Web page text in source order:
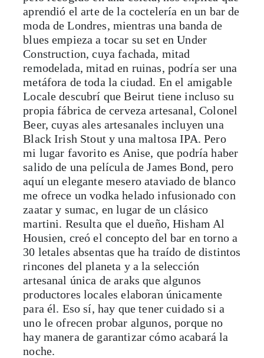
aprendió el arte de la coctelería en un bar de
moda de Londres, mientras una banda de
blues empieza a tocar su set en Under
Construction, cuya fachada, mitad
remodelada, mitad en ruinas, podría ser una
metáfora de toda la ciudad. En el amigable
Locale descubrí que Beirut tiene incluso su
propia fábrica de cerveza artesanal, Colonel
Beer, cuyas ales artesanales incluyen una
Black Irish Stout y una maltosa IPA. Pero
mi lugar favorito es Anise, que podría haber
salido de una película de James Bond, pero
aquí un elegante mesero ataviado de blanco
me ofrece un vodka helado infusionado con
zaatar y sumac, en lugar de un clásico
martini. Resulta que el dueño, Hisham Al
Housien, creó el concepto del bar en torno a
30 letales absentas que ha traído de distintos
rincones del planeta y a la selección
artesanal única de araks que algunos
productores locales elaboran únicamente
para él. Eso sí, hay que tener cuidado si a
uno le ofrecen probar algunos, porque no
hay manera de garantizar cómo acabará la
noche.